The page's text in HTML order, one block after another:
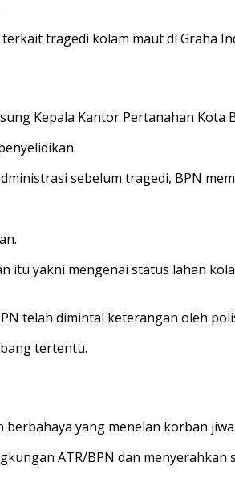
tragedi kolam maut di Graha
Kepala Kantor Pertanahan Kota
sebelum tragedi, BPN
itu yakni mengenai status lahan
telah dimintai keterangan oleh
tertentu.
yang menelan korban jiwa.
ATR/BPN dan menyerahkan